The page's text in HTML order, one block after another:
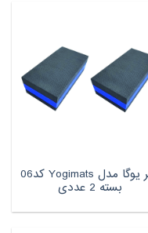
آجر یوگا مدل Yogimats کد06
بسته 2 عددی